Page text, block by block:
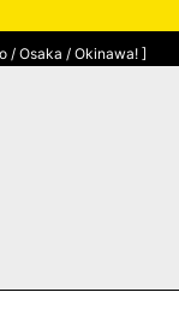
/ Osaka / Okinawa! ]